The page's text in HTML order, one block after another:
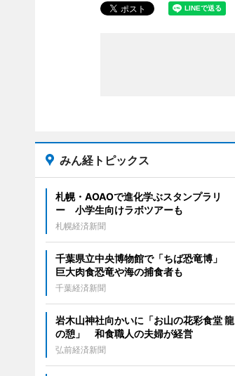
みん経トピックス
札幌・AOAOで進化学ぶスタンプラリ
ー 小学生向けラボツアーも
札幌経済新聞
千葉県立中央博物館で「ちば恐竜博」
巨大肉食恐竜や海の捕食者も
千葉経済新聞
岩木山神社向かいに「お山の花彩食堂 龍
の憩」 和食職人の夫婦が経営
弘前経済新聞